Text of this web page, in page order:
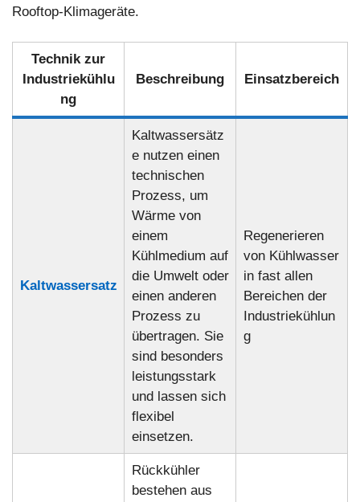
Rooftop-Klimageräte.
Technik zur
Industriekühlu
ng
Beschreibung Einsatzbereich
Kaltwassersatz
Kaltwassersätz
e nutzen einen
technischen
Prozess, um
Wärme von
einem
Kühlmedium auf
die Umwelt oder
einen anderen
Prozess zu
übertragen. Sie
sind besonders
leistungsstark
und lassen sich
flexibel
einsetzen.
Regenerieren
von Kühlwasser
in fast allen
Bereichen der
Industriekühlun
g
Rückkühler
bestehen aus